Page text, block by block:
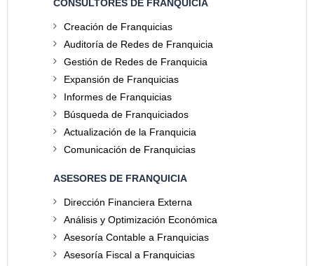
CONSULTORES DE FRANQUICIA
Creación de Franquicias
Auditoría de Redes de Franquicia
Gestión de Redes de Franquicia
Expansión de Franquicias
Informes de Franquicias
Búsqueda de Franquiciados
Actualización de la Franquicia
Comunicación de Franquicias
ASESORES DE FRANQUICIA
Dirección Financiera Externa
Análisis y Optimización Económica
Asesoría Contable a Franquicias
Asesoría Fiscal a Franquicias